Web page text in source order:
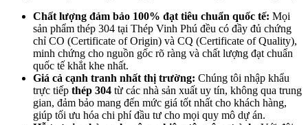
Chất lượng đảm bảo 100% đạt tiêu chuẩn quốc tế: Mọi
sản phẩm thép 304 tại Thép Vinh Phú đều có đầy đủ chứng
chỉ CO (Certificate of Origin) và CQ (Certificate of Quality),
minh chứng cho nguồn gốc rõ ràng và chất lượng đạt chuẩn
quốc tế khắt khe nhất.
Giá cả cạnh tranh nhất thị trường: Chúng tôi nhập khẩu
trực tiếp thép 304 từ các nhà sản xuất uy tín, không qua trung
gian, đảm bảo mang đến mức giá tốt nhất cho khách hàng,
giúp tối ưu hóa chi phí đầu tư cho mọi quy mô dự án.